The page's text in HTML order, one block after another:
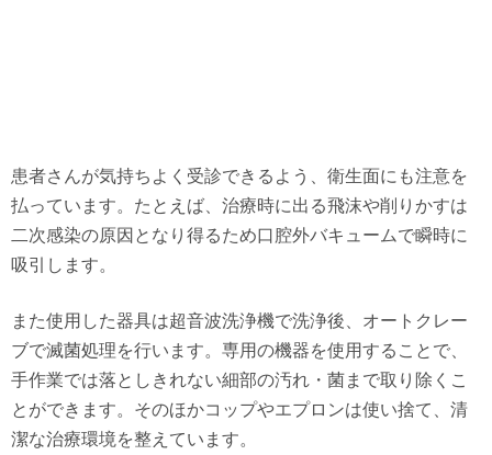
患者さんが気持ちよく受診できるよう、衛生面にも注意を
払っています。たとえば、治療時に出る飛沫や削りかすは
二次感染の原因となり得るため口腔外バキュームで瞬時に
吸引します。
また使用した器具は超音波洗浄機で洗浄後、オートクレー
ブで滅菌処理を行います。専用の機器を使用することで、
手作業では落としきれない細部の汚れ・菌まで取り除くこ
とができます。そのほかコップやエプロンは使い捨て、清
潔な治療環境を整えています。